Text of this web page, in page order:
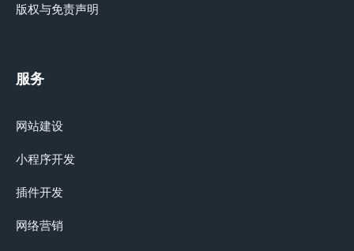
版权与免责声明
服务
网站建设
小程序开发
插件开发
网络营销